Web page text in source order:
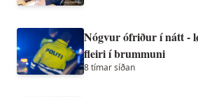
Nógvur ófriður í nátt -
fleiri í brummuni
8 tímar síðan